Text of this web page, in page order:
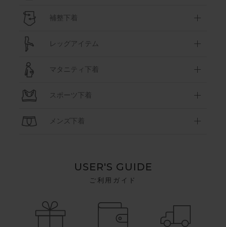
補整下着
レッグアイテム
マタニティ下着
スポーツ下着
メンズ下着
USER'S GUIDE
ご利用ガイド